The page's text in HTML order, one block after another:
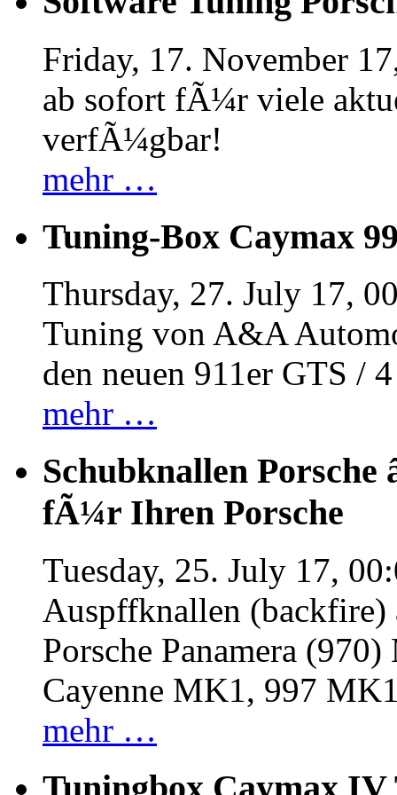
Friday, 17. November
ab sofort fÃ¼r viele
verfÃ¼gbar!
mehr …
Tuning-Box Caymax
Thursday, 27. July 17,
Tuning von A&A
den neuen 911er GTS /
mehr …
Schubknallen Porsche
fÃ¼r Ihren Porsche
Tuesday, 25. July 17,
Auspffknallen
Porsche Panamera
Cayenne MK1, 997
mehr …